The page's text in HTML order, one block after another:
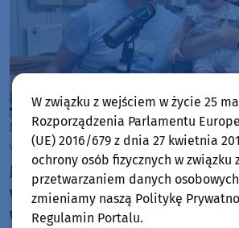
Rozmowy w Weekend FM Chojnice
wtorek, 4 sierpnia 2026, 14:00
Jeszcze niedawno zakładał
walczy o powrót do sprawności.
w Silnie Piknik Charytatywny dla
W związku z wejściem w życie 25
Rozporządzenia Parlamentu
(UE) 2016/679 z dnia 27 kwietnia
ochrony osób fizycznych w związku
przetwarzaniem danych osobowych
zmieniamy naszą Politykę
Regulamin Portalu.